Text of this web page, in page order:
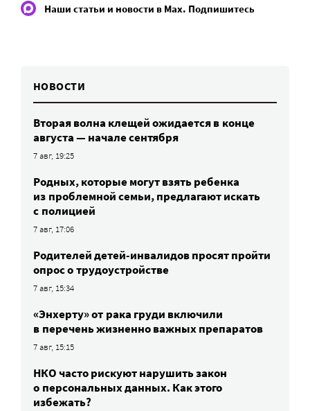
Наши статьи и новости в Max. Подпишитесь
НОВОСТИ
Вторая волна клещей ожидается в конце
августа — начале сентября
7 авг, 19:25
Родных, которые могут взять ребенка
из проблемной семьи, предлагают искать
с полицией
7 авг, 17:06
Родителей детей-инвалидов просят пройти
опрос о трудоустройстве
7 авг, 15:34
«Энхерту» от рака груди включили
в перечень жизненно важных препаратов
7 авг, 15:15
НКО часто рискуют нарушить закон
о персональных данных. Как этого
избежать?